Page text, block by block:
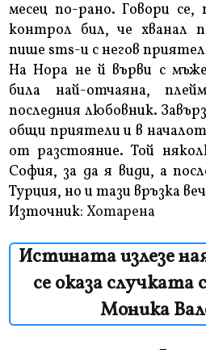
месец по-рано. Говори се,
контрол бил, че хванал
пише sms-и с негов
На Нора не й върви с
била най-отчаяна,
последния любовник.
общи приятели и в
от разстояние. Той
София, за да я види, а
Турция, но и тази връзка
Източник: Хотарена
Истината излезе
се оказа случката
Моника